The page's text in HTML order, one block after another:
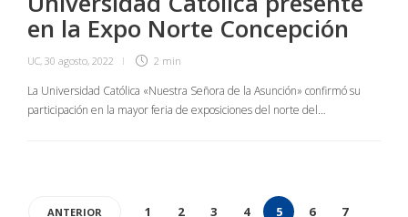
en la Expo Norte Concepción
UC, 30 agosto, 2022 2 min
La Universidad Católica «Nuestra Señora de la Asunción» confirmó su
participación en la mayor feria de exposiciones del norte del…
ANTERIOR 1 2 3 4 5 6 7